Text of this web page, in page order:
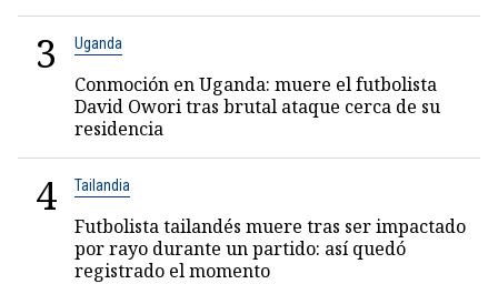
3 Uganda
Conmoción en Uganda: muere el futbolista
David Owori tras brutal ataque cerca de su
residencia
4 Tailandia
Futbolista tailandés muere tras ser impactado
por rayo durante un partido: así quedó
registrado el momento